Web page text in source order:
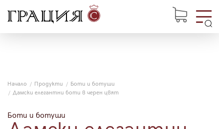
Начало Продукти
Боти и ботуши
Дамски елегантни боти в черен цвят
Боти и ботуши